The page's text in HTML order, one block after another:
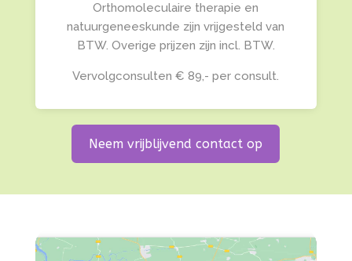
Orthomoleculaire therapie en
natuurgeneeskunde zijn vrijgesteld van
BTW. Overige prijzen zijn incl. BTW.
Vervolgconsulten € 89,- per consult.
Neem vrijblijvend contact op